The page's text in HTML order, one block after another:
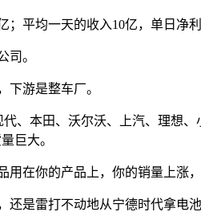
平均一天的收入10亿，单日净
司。
下游是整车厂。
、本田、沃尔沃、上汽、理想
巨大。
在你的产品上，你的销量上涨
是雷打不动地从宁德时代拿电